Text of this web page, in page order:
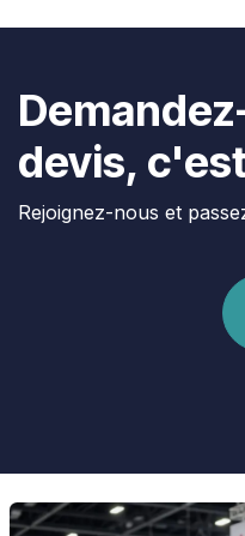
devis,
Rejoignez-nous et